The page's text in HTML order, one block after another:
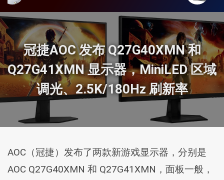
冠捷AOC 发布 Q27G40XMN 和
Q27G41XMN 显示器，MiniLED 区域
调光、2.5K/180Hz 刷新率
AOC（冠捷）发布了两款新游戏显示器，分别是
AOC Q27G40XMN 和 Q27G41XMN，面板一般，